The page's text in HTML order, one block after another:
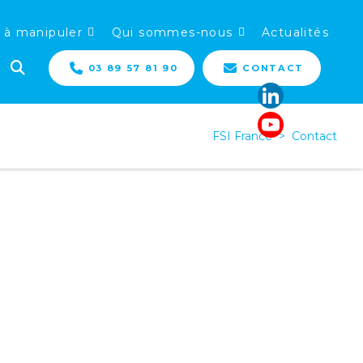
à manipuler Qui sommes-nous Actualités
03 89 57 81 90 CONTACT
FSI France > Contact